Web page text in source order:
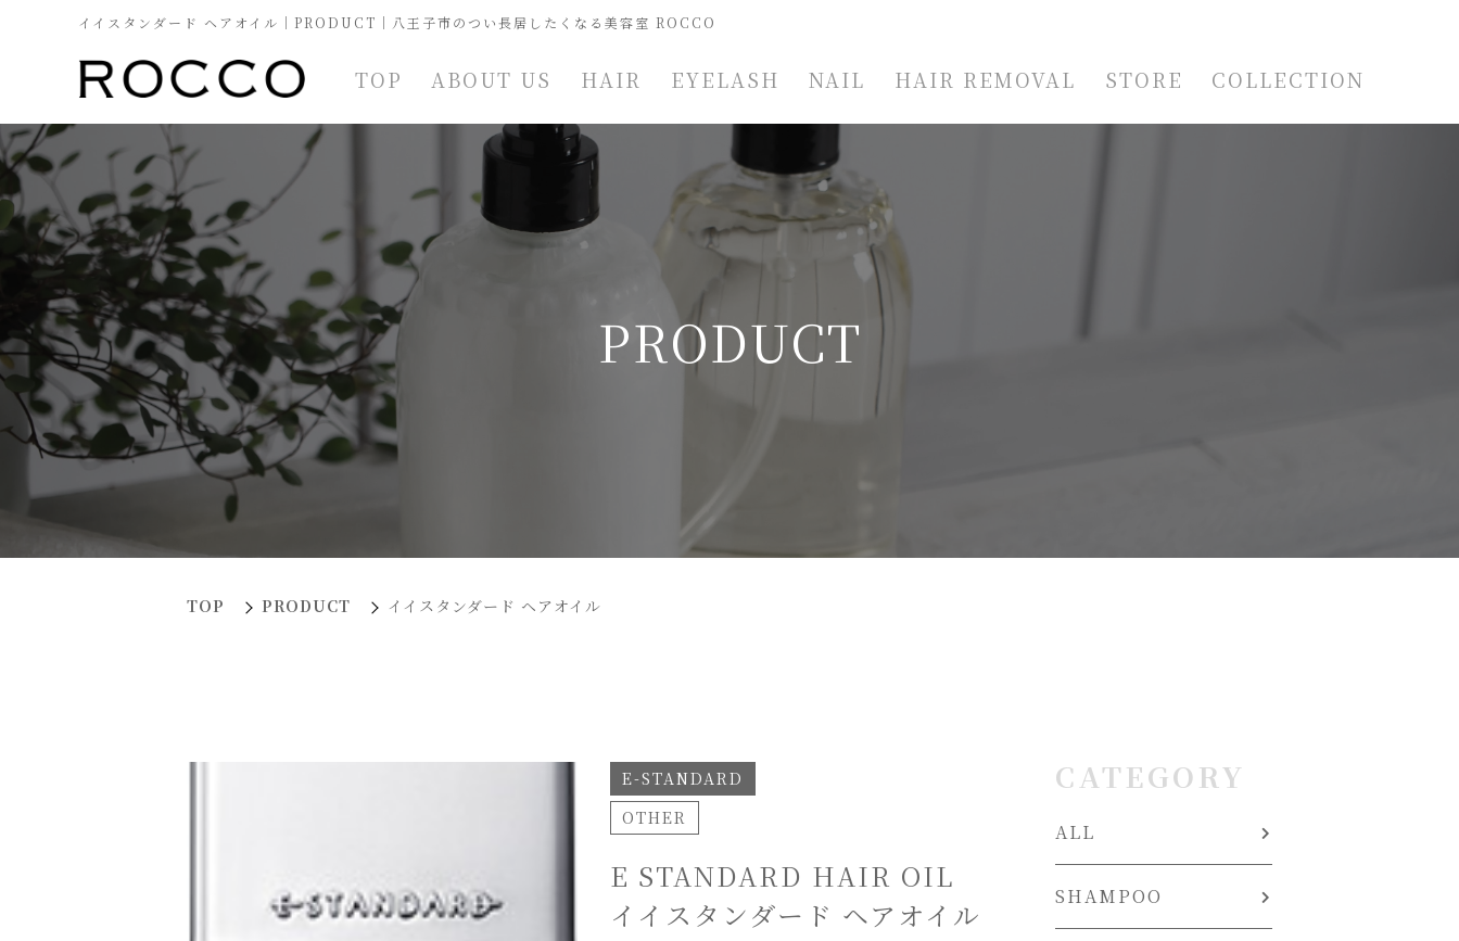
イイスタンダード ヘアオイル｜PRODUCT｜八王子市のつい長居したくなる美容室 ROCCO
TOP ABOUT US HAIR EYELASH NAIL HAIR REMOVAL STORE COLLECTION
PRODUCT
TOP PRODUCT イイスタンダード ヘアオイル
E-STANDARD
OTHER
E STANDARD HAIR OIL
イイスタンダード ヘアオイル
CATEGORY
ALL
SHAMPOO